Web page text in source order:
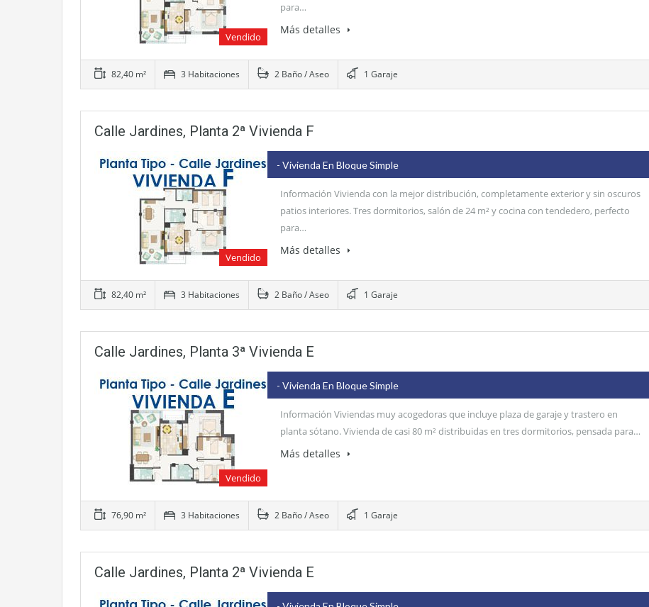
Vendido
para…
Más detalles
82,40 m² 3 Habitaciones 2 Baño / Aseo 1 Garaje
Calle Jardines, Planta 2ª Vivienda F
Vendido
- Vivienda En Bloque Simple
Información Vivienda con la mejor distribución, completamente exterior y sin oscuros
patios interiores. Tres dormitorios, salón de 24 m² y cocina con tendedero, perfecto
para…
Más detalles
82,40 m² 3 Habitaciones 2 Baño / Aseo 1 Garaje
Calle Jardines, Planta 3ª Vivienda E
Vendido
- Vivienda En Bloque Simple
Información Viviendas muy acogedoras que incluye plaza de garaje y trastero en
planta sótano. Vivienda de casi 80 m² distribuidas en tres dormitorios, pensada para…
Más detalles
76,90 m² 3 Habitaciones 2 Baño / Aseo 1 Garaje
Calle Jardines, Planta 2ª Vivienda E